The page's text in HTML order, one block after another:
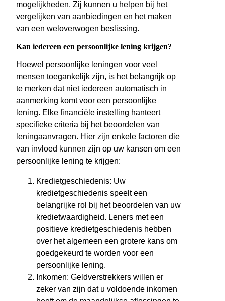
mogelijkheden. Zij kunnen u helpen bij het
vergelijken van aanbiedingen en het maken
van een weloverwogen beslissing.
Kan iedereen een persoonlijke lening krijgen?
Hoewel persoonlijke leningen voor veel
mensen toegankelijk zijn, is het belangrijk op
te merken dat niet iedereen automatisch in
aanmerking komt voor een persoonlijke
lening. Elke financiële instelling hanteert
specifieke criteria bij het beoordelen van
leningaanvragen. Hier zijn enkele factoren die
van invloed kunnen zijn op uw kansen om een
persoonlijke lening te krijgen:
Kredietgeschiedenis: Uw
kredietgeschiedenis speelt een
belangrijke rol bij het beoordelen van uw
kredietwaardigheid. Leners met een
positieve kredietgeschiedenis hebben
over het algemeen een grotere kans om
goedgekeurd te worden voor een
persoonlijke lening.
Inkomen: Geldverstrekkers willen er
zeker van zijn dat u voldoende inkomen